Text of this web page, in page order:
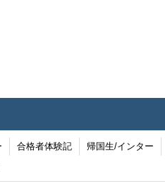
合格者体験記
帰国生/インター